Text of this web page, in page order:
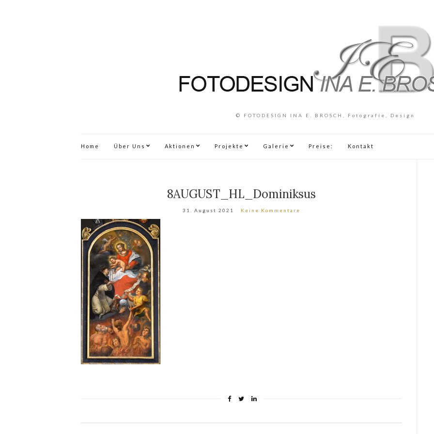
© FOTODESIGN INA E. BROSCH, Fotografie, Design
Home Über Uns Aktionen Projekte Galerie Preise: Kontakt
8AUGUST_HL_Dominiksus
31. August 2021 Keine Kommentare